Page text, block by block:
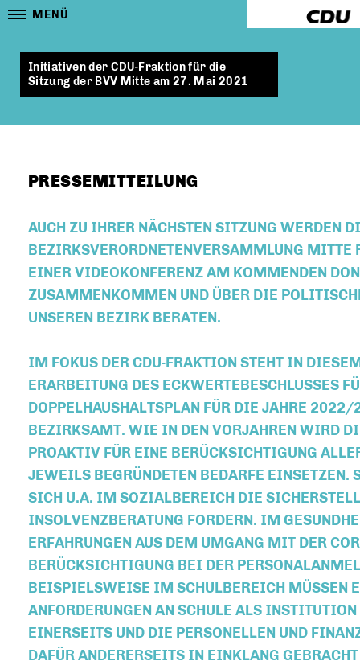
MENÜ
Initiativen der CDU-Fraktion für die
Sitzung der BVV Mitte am 27. Mai 2021
PRESSEMITTEILUNG
AUCH ZU IHRER NÄCHSTEN SITZUNG WERDEN
BEZIRKSVERORDNETENVERSAMMLUNG
EINER VIDEOKONFERENZ AM KOMMENDEN
ZUSAMMENKOMMEN UND ÜBER DIE
UNSEREN BEZIRK BERATEN.
IM FOKUS DER CDU-FRAKTION STEHT IN
ERARBEITUNG DES ECKWERTEBESCHLUSSES
DOPPELHAUSHALTSPLAN FÜR DIE JAHRE 2022/
BEZIRKSAMT. WIE IN DEN VORJAHREN WIRD
PROAKTIV FÜR EINE BERÜCKSICHTIGUNG
JEWEILS BEGRÜNDETEN BEDARFE EINSETZEN.
SICH U.A. IM SOZIALBEREICH DIE
INSOLVENZBERATUNG FORDERN. IM
ERFAHRUNGEN AUS DEM UMGANG MIT DER
BERÜCKSICHTIGUNG BEI DER
BEISPIELSWEISE IM SCHULBEREICH MÜSSEN
ANFORDERUNGEN AN SCHULE ALS
EINERSEITS UND DIE PERSONELLEN UND
DAFÜR ANDERERSEITS IN EINKLANG